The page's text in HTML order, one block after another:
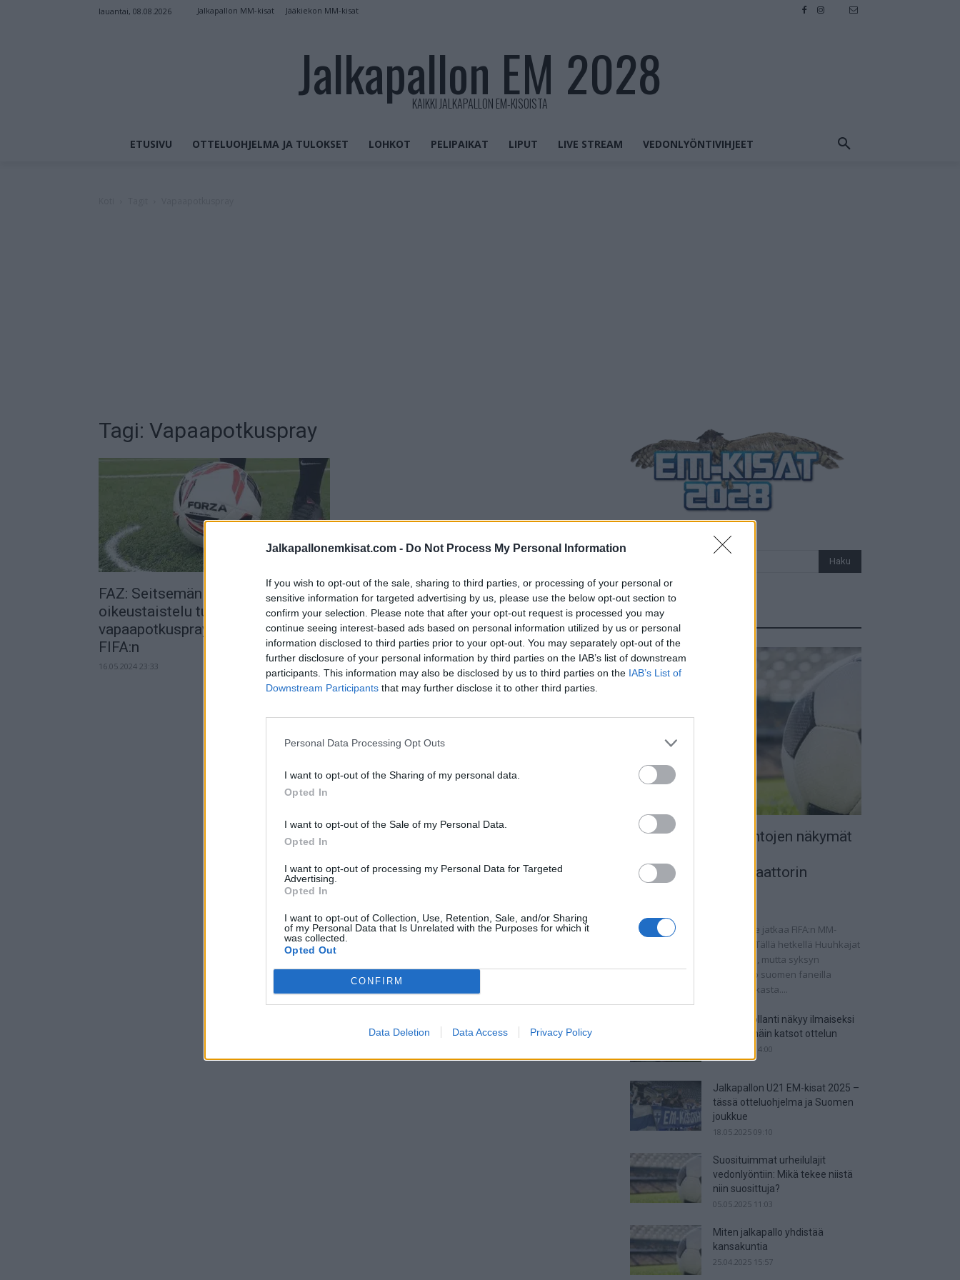
Jalkapallonemkisat.com - Do Not Process My Personal Information
If you wish to opt-out of the sale, sharing to third parties, or processing of your personal or
sensitive information for targeted advertising by us, please use the below opt-out section to
confirm your selection. Please note that after your opt-out request is processed you may
continue seeing interest-based ads based on personal information utilized by us or personal
information disclosed to third parties prior to your opt-out. You may separately opt-out of the
further disclosure of your personal information by third parties on the IAB’s list of downstream
participants. This information may also be disclosed by us to third parties on the IAB’s List of
Downstream Participants that may further disclose it to other third parties.
Personal Data Processing Opt Outs
I want to opt-out of the Sharing of my personal data.
Opted In
I want to opt-out of the Sale of my Personal Data.
Opted In
I want to opt-out of processing my Personal Data for Targeted
Advertising.
Opted In
I want to opt-out of Collection, Use, Retention, Sale, and/or Sharing
of my Personal Data that Is Unrelated with the Purposes for which it
was collected.
Opted Out
CONFIRM
Data Deletion Data Access Privacy Policy
lauantai, 08.08.2026 Jalkapallon MM-kisat Jääkiekon MM-kisat
Jalkapallon EM 2028
KAIKKI JALKAPALLON EM-KISOISTA
ETUSIVU OTTELUOHJELMA JA TULOKSET LOHKOT PELIPAIKAT LIPUT LIVE STREAM VEDONLYÖNTIVIHJEET
Tagi: Vapaapotkuspray
FAZ: Seitsemän vuoden
oikeustaistelu tuotti tulosta –
vapaapotkusprayn keksijä voitti
FIFA:n
16.05.2024 23:33
Uutiset
Suomen MM-karsintojen näkymät
jalkapallokommentaattorin
Suomen miesten maajoukkue jatkaa FIFA:n MM-
karsintoja vaihtelevin ottein. Tällä hetkellä Huuhkajat
ovat kolmantena lohkossaan, mutta syksyn
ratkaisuottelut kertovat, onko suomen faneilla
realistista unelmoida kisapaikasta....
Suomi-Hollanti näkyy ilmaiseksi
TV:stä – näin katsot ottelun
06.06.2025 14:00
Jalkapallon U21 EM-kisat 2025 –
tässä otteluohjelma ja Suomen
joukkue
18.05.2025 09:10
Suosituimmat urheilulajit
vedonlyöntiin: Mikä tekee niistä
niin suosittuja?
05.05.2025 11:03
Miten jalkapallo yhdistää
kansakuntia
25.04.2025 15:57